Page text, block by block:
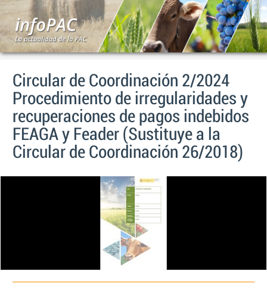
Circular de Coordinación 2/2024
Procedimiento de irregularidades y
recuperaciones de pagos indebidos
FEAGA y Feader (Sustituye a la
Circular de Coordinación 26/2018)